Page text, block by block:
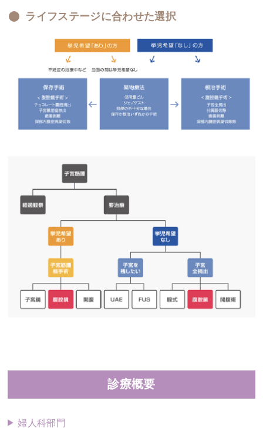
ライフステージに合わせた選択
診療概要
婦人科部門